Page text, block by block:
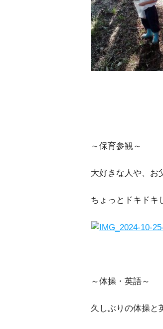
～保育参観～
大好きな人や、お
ちょっとドキドキ
～体操・英語～
久しぶりの体操と